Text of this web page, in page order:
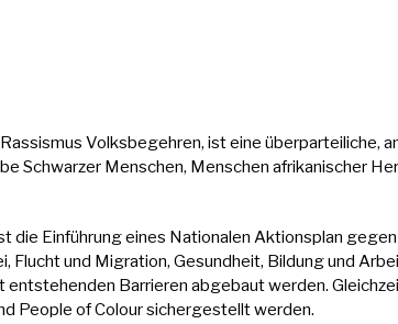
Volksbegehren, ist eine überparteiliche,
Schwarzer Menschen, Menschen afrikanischer
die Einführung eines Nationalen Aktionsplan
Flucht und Migration, Gesundheit, Bildung und
entstehenden Barrieren abgebaut werden.
People of Colour sichergestellt werden.